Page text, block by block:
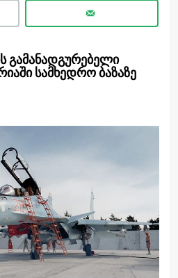
გამანადგურებელი
სამხედრო ბაზაზე